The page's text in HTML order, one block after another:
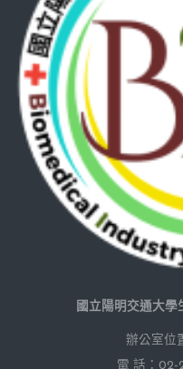
國立陽明交通大學
辦公室位
電 話：02-